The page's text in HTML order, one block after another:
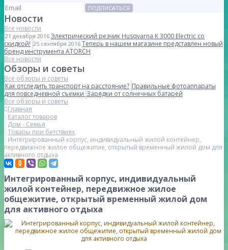
ПОДПИСАТЬСЯ
Новости
Все новости
21 декабря 2016 Электрический резчик Husqvarna K 3000 Electric со
скидкой! 25 сентября 2016 Теперь в нашем магазине представлен новый
бренд инструмента ATORCH
Все новости
Обзоры и советы
Все обзоры и советы
Как отследить транспорт на расстояние? Правильные фотоаппараты
для повседневной съемкиЗарядки от солнечных батарей
Все обзоры и советы
Главная
Каталог товаров
Дом - Семья
Товары при бетствиях
Интегрированный корпус, индивидуальный жилой контейнер,
передвижное жилое общежитие, открытый временный жилой дом для
активного отдыха
Интегрированный корпус, индивидуальный
жилой контейнер, передвижное жилое
общежитие, открытый временный жилой дом
для активного отдыха